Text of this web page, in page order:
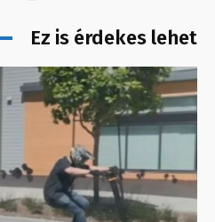
Ez is érdekes lehet